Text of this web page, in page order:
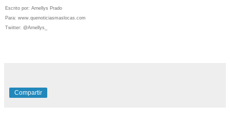
Escrito por: Arnellys Prado
Para: www.quenoticiasmaslocas.com
Twitter: @Arnellys_
Compartir